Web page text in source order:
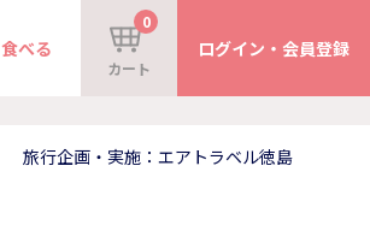
食べる
カート
0
ログイン・会員登録
旅行企画・実施：エアトラベル徳島